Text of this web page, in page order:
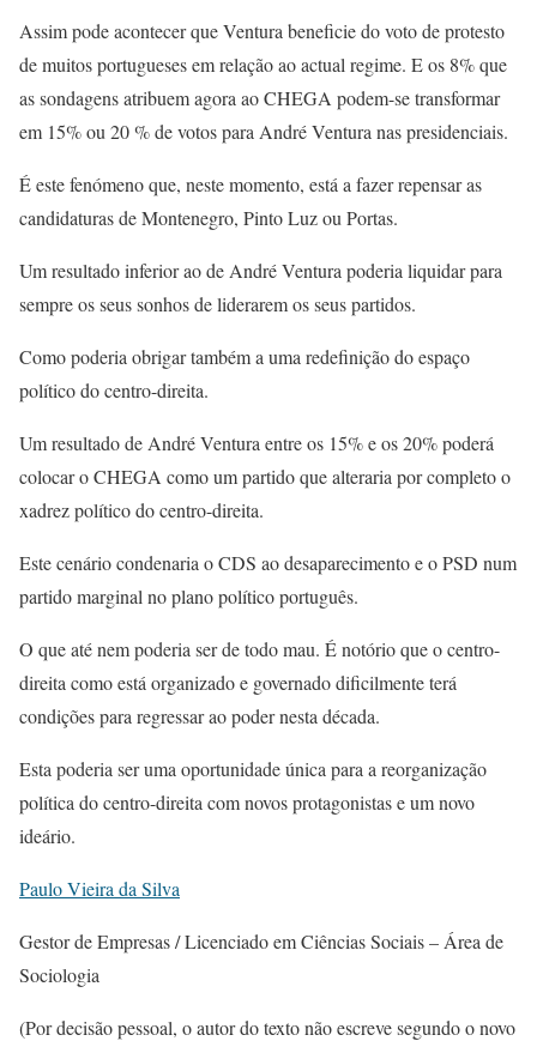
Assim pode acontecer que Ventura beneficie do voto de protesto
de muitos portugueses em relação ao actual regime. E os 8% que
as sondagens atribuem agora ao CHEGA podem-se transformar
em 15% ou 20 % de votos para André Ventura nas presidenciais.
É este fenómeno que, neste momento, está a fazer repensar as
candidaturas de Montenegro, Pinto Luz ou Portas.
Um resultado inferior ao de André Ventura poderia liquidar para
sempre os seus sonhos de liderarem os seus partidos.
Como poderia obrigar também a uma redefinição do espaço
político do centro-direita.
Um resultado de André Ventura entre os 15% e os 20% poderá
colocar o CHEGA como um partido que alteraria por completo o
xadrez político do centro-direita.
Este cenário condenaria o CDS ao desaparecimento e o PSD num
partido marginal no plano político português.
O que até nem poderia ser de todo mau. É notório que o centro-
direita como está organizado e governado dificilmente terá
condições para regressar ao poder nesta década.
Esta poderia ser uma oportunidade única para a reorganização
política do centro-direita com novos protagonistas e um novo
ideário.
Paulo Vieira da Silva
Gestor de Empresas / Licenciado em Ciências Sociais – Área de
Sociologia
(Por decisão pessoal, o autor do texto não escreve segundo o novo